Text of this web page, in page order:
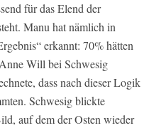
für das Elend der
Manu hat nämlich in
erkannt: 70% hätten
Will bei Schwesig
dass nach dieser Logik
Schwesig blickte
auf dem der Osten wieder